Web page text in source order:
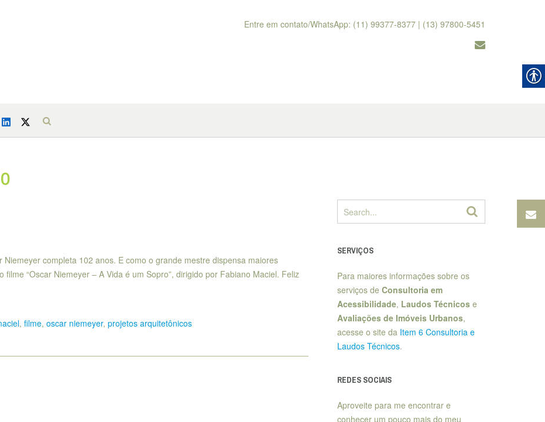
Entre em contato/WhatsApp: (11) 99377-8377 | (13) 97800-5451
completa 102 anos. E como o grande mestre dispensa maiores
“Oscar Niemeyer – A Vida é um Sopro”, dirigido por Fabiano Maciel. Feliz
, filme, oscar niemeyer, projetos arquitetônicos
SERVIÇOS
Para maiores informações sobre os
serviços de Consultoria em
Acessibilidade, Laudos Técnicose
Avaliações de Imóveis Urbanos,
acesse o site da Item 6 Consultoria e
Laudos Técnicos.
REDES SOCIAIS
Aproveite para me encontrar e
conhecer um pouco mais do meu